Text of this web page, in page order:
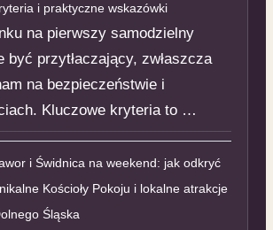
i praktyczne wskazówki
na pierwszy samodzielny
być przytłaczający, zwłaszcza
na bezpieczeństwie i
Kluczowe kryteria to …
i Świdnica na weekend: jak odkryć
Kościoły Pokoju i lokalne atrakcje
Śląska